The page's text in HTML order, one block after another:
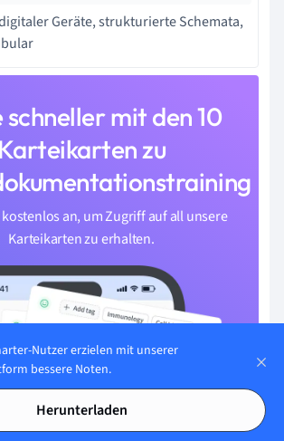
Geräte, strukturierte Schemata,
schneller mit den 10
Karteikarten zu
an, um Zugriff auf all unsere
Karteikarten zu erhalten.
Nutzer erzielen mit unserer
bessere Noten.
Herunterladen